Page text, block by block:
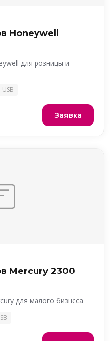
Honeywell
для розницы и
USB
Заявка
Mercury 2300
для малого бизнеса